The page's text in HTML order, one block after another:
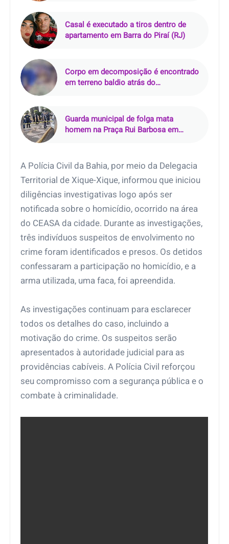
Casal é executado a tiros dentro de
apartamento em Barra do Piraí (RJ)
Corpo em decomposição é encontrado
em terreno baldio atrás do
Guarda municipal de folga mata
homem na Praça Rui Barbosa em
A Polícia Civil da Bahia, por meio da Delegacia
Territorial de Xique-Xique, informou que iniciou
diligências investigativas logo após ser
notificada sobre o homicídio, ocorrido na área
do CEASA da cidade. Durante as investigações,
três indivíduos suspeitos de envolvimento no
crime foram identificados e presos. Os detidos
confessaram a participação no homicídio, e a
arma utilizada, uma faca, foi apreendida.
As investigações continuam para esclarecer
todos os detalhes do caso, incluindo a
motivação do crime. Os suspeitos serão
apresentados à autoridade judicial para as
providências cabíveis. A Polícia Civil reforçou
seu compromisso com a segurança pública e o
combate à criminalidade.